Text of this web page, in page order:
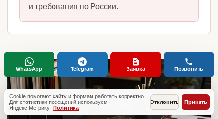
и требования по России.
Cookie помогают сайту и формам работать корректно.
Для статистики посещений используем
Яндекс.Метрику. Политика
Отклонить Принять
WhatsApp Telegram Заявка Позвонить